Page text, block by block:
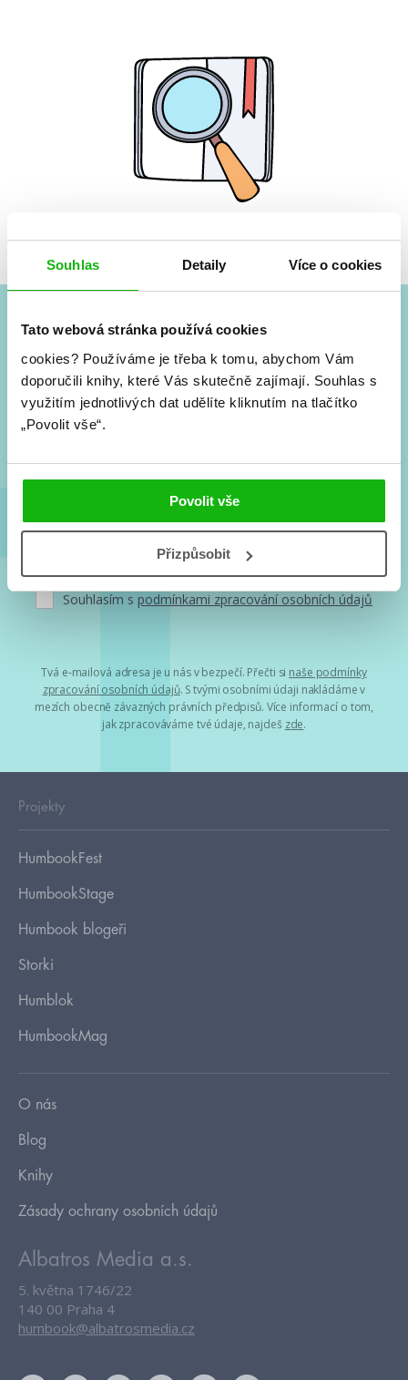
Souhlas Detaily Více o cookies
Tato webová stránka používá cookies
cookies? Používáme je třeba k tomu, abychom Vám
doporučili knihy, které Vás skutečně zajímají. Souhlas s
využitím jednotlivých dat udělíte kliknutím na tlačítko
„Povolit vše“.
Povolit vše
Přizpůsobit
Žádné knihy nenalezeny.
#HumbookNews
Vše kolem #youngadult každý měsíc rovnou do mailu!
Nové knihy, co se chystá, kvízy, soutěže, autoři, filmové
Souhlasím s podmínkami zpracování osobních údajů
Tvá e-mailová adresa je u nás v bezpečí. Přečti si naše podmínky
zpracování osobních údajů. S tvými osobními údaji nakládáme v
mezích obecně závazných právních předpisů. Více informací o tom,
jak zpracováváme tvé údaje, najdeš zde.
Projekty
HumbookFest
HumbookStage
Humbook blogeři
Storki
Humblok
HumbookMag
O nás
Blog
Knihy
Zásady ochrany osobních údajů
Albatros Media a.s.
5. května 1746/22
140 00 Praha 4
humbook@albatrosmedia.cz